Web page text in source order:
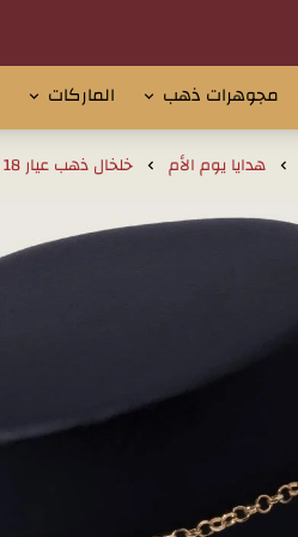
مجوهرات ذهب الماركات
هدايا يوم الأم خلخال ذهب عيار 18 بتصميم قلب ووردة